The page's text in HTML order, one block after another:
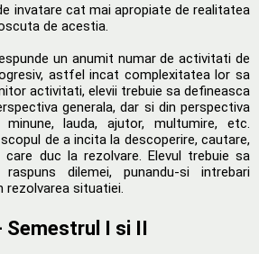
invatare cat mai apropiate de realitatea
de acestia.
un anumit numar de activitati de
astfel incat complexitatea lor sa
activitati, elevii trebuie sa defineasca
generala, dar si din perspectiva
minune, lauda, ajutor, multumire, etc.
de a incita la descoperire, cautare,
duc la rezolvare. Elevul trebuie sa
dilemei, punandu-si intrebari
rezolvarea situatiei.
Semestrul I si II